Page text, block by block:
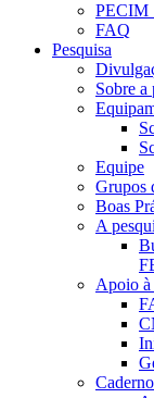
FAQ
Pesquisa
Sobre a
Equipe
Grupos
Boas
A
Apoio à